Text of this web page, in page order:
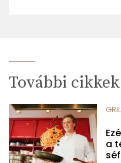
További cikkek
a